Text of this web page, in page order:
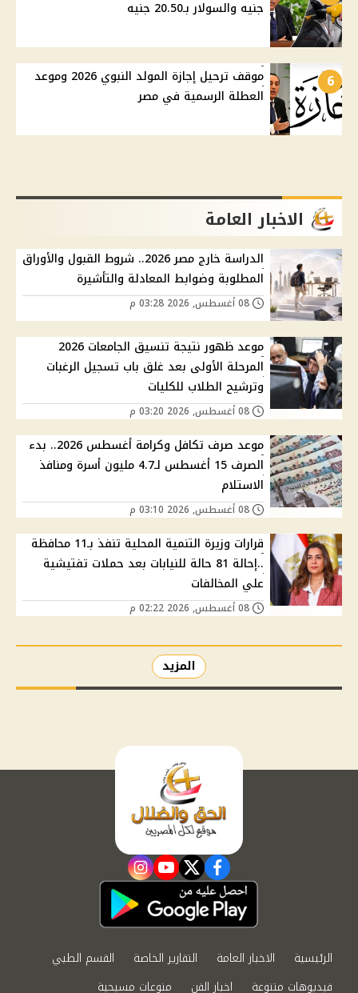
جنيه والسولار بـ20.50 جنيه
6
موقف ترحيل إجازة المولد النبوي 2026 وموعد
العطلة الرسمية في مصر
الاخبار العامة
الدراسة خارج مصر 2026.. شروط القبول والأوراق
المطلوبة وضوابط المعادلة والتأشيرة
موعد ظهور نتيجة تنسيق الجامعات 2026
المرحلة الأولى بعد غلق باب تسجيل الرغبات
وترشيح الطلاب للكليات
موعد صرف تكافل وكرامة أغسطس 2026.. بدء
الصرف 15 أغسطس لـ4.7 مليون أسرة ومنافذ
الاستلام
قرارات وزيرة التنمية المحلية تنفذ بـ11 محافظة
..إحالة 81 حالة للنيابات بعد حملات تفتيشية
علي المخالفات
المزيد
facebook
twitter
youtube
instagram
الرئيسية الاخبار العامة التقارير الخاصة
القسم الطبي
فيديوهات متنوعة
اخبار الفن منوعات مسيحية